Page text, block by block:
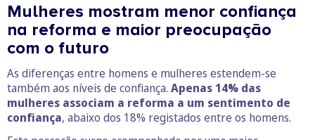
Mulheres mostram menor confiança
na reforma e maior preocupação
com o futuro
As diferenças entre homens e mulheres estendem-se
também aos níveis de confiança. Apenas 14% das
mulheres associam a reforma a um sentimento de
confiança, abaixo dos 18% registados entre os homens.